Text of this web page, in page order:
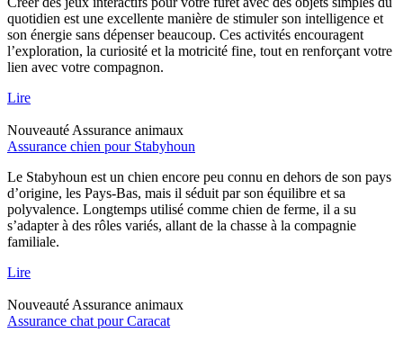
quotidien est une excellente manière de stimuler son intelligence et
son énergie sans dépenser beaucoup. Ces activités encouragent
l’exploration, la curiosité et la motricité fine, tout en renforçant votre
lien avec votre compagnon.
Lire
Nouveauté Assurance animaux
Assurance chien pour Stabyhoun
Le Stabyhoun est un chien encore peu connu en dehors de son pays
d’origine, les Pays-Bas, mais il séduit par son équilibre et sa
polyvalence. Longtemps utilisé comme chien de ferme, il a su
s’adapter à des rôles variés, allant de la chasse à la compagnie
familiale.
Lire
Nouveauté Assurance animaux
Assurance chat pour Caracat